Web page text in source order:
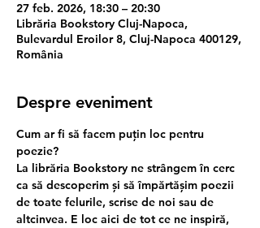
27 feb. 2026, 18:30 – 20:30
Librăria Bookstory Cluj-Napoca,
Bulevardul Eroilor 8, Cluj-Napoca 400129,
România
Despre eveniment
Cum ar fi să facem puțin loc pentru
poezie?
La librăria Bookstory ne strângem în cerc
ca să descoperim și să împărtășim poezii
de toate felurile, scrise de noi sau de
altcinvea. E loc aici de tot ce ne inspiră,